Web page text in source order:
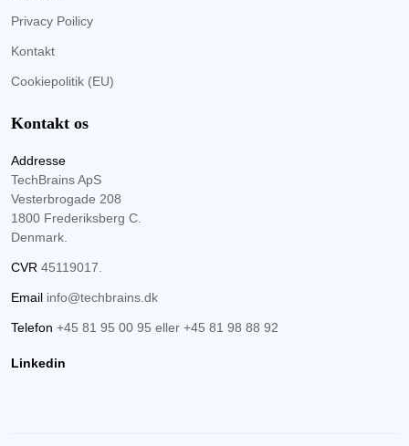
Privacy Poilicy
Kontakt
Cookiepolitik (EU)
Kontakt os
Addresse
TechBrains ApS
Vesterbrogade 208
1800 Frederiksberg C.
Denmark.
CVR 45119017.
Email info@techbrains.dk
Telefon +45 81 95 00 95 eller +45 81 98 88 92
Linkedin